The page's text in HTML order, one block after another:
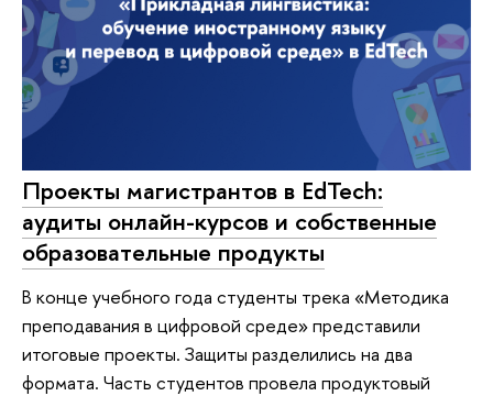
Проекты магистрантов в EdTech:
аудиты онлайн-курсов и собственные
образовательные продукты
В конце учебного года студенты трека «Методика
преподавания в цифровой среде» представили
итоговые проекты. Защиты разделились на два
формата. Часть студентов провела продуктовый